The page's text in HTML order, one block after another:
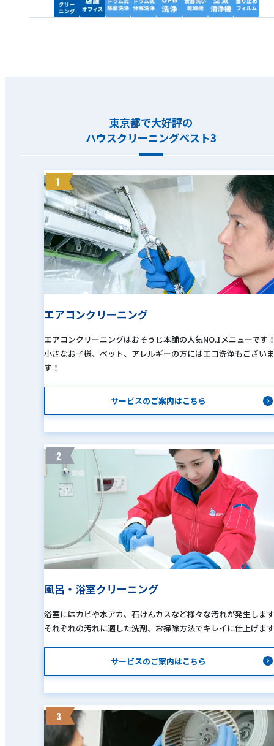
東京都で大好評の
ハウスクリーニングベスト3
1
エアコンクリーニング
エアコンクリーニングはおそうじ本舗の人気NO.1メニューです
小さなお子様、ペット、アレルギーの方にはエコ洗浄もございま
す！
サービスのご案内はこちら
2
風呂・浴室クリーニング
浴室にはカビや水アカ、石けんカスなど様々な汚れが発生しま
それぞれの汚れに適した洗剤、お掃除方法でキレイに仕上げま
サービスのご案内はこちら
3